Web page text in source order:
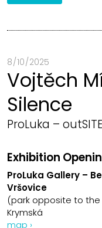
8 / 10 / 2025
Vojtěch
Silence
ProLuka –
Exhibition
ProLuka Gallery –
Vršovice
(park opposite to the
Krymská
map ›